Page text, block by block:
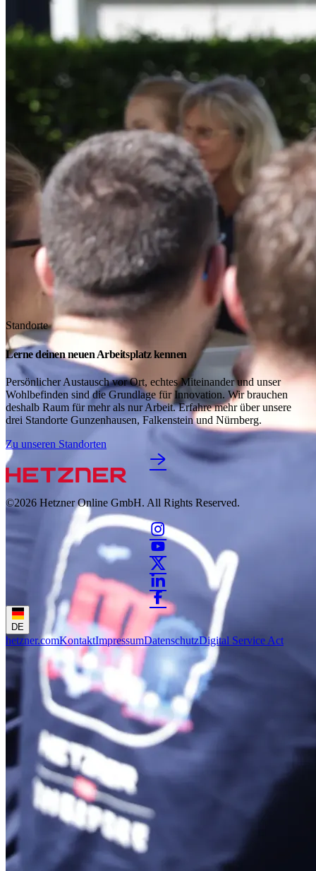
Standorte
Lerne deinen neuen Arbeitsplatz kennen
Persönlicher Austausch vor Ort, echtes Miteinander und unser
Wohlbefinden sind die Grundlage für Innovation. Wir brauchen
deshalb Raum für mehr als nur Arbeit. Erfahre mehr über unsere
drei Standorte Gunzenhausen, Falkenstein und Nürnberg.
Zu unseren Standorten
©2026 Hetzner Online GmbH. All Rights Reserved.
DE
hetzner.comKontaktImpressumDatenschutzDigital Service Act